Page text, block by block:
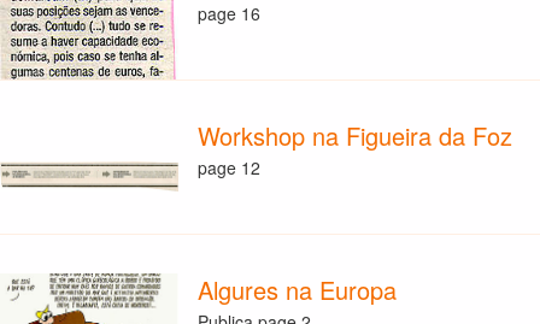
page 16
Workshop na Figueira da Foz
page 12
Algures na Europa